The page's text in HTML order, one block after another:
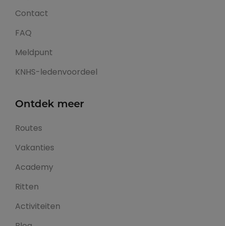
Contact
FAQ
Meldpunt
KNHS-ledenvoordeel
Ontdek meer
Routes
Vakanties
Academy
Ritten
Activiteiten